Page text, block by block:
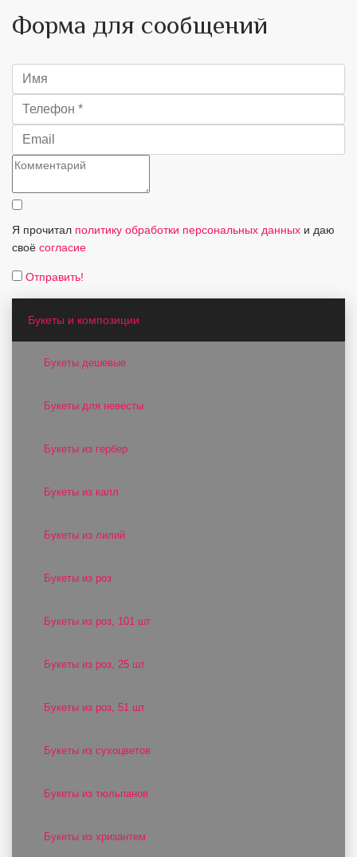
Форма для сообщений
Я прочитал политику обработки персональных данных и даю
своё согласие
Отправить!
Букеты и композиции
Букеты дешевые
Букеты для невесты
Букеты из гербер
Букеты из калл
Букеты из лилий
Букеты из роз
Букеты из роз, 101 шт
Букеты из роз, 25 шт
Букеты из роз, 51 шт
Букеты из сухоцветов
Букеты из тюльпанов
Букеты из хризантем